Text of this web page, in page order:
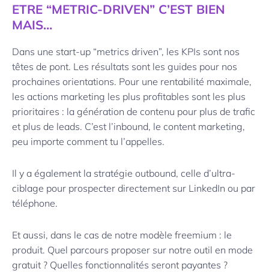
ETRE “METRIC-DRIVEN” C’EST BIEN
MAIS…
Dans une start-up “metrics driven”, les KPIs sont nos
têtes de pont. Les résultats sont les guides pour nos
prochaines orientations. Pour une rentabilité maximale,
les actions marketing les plus profitables sont les plus
prioritaires : la génération de contenu pour plus de trafic
et plus de leads. C’est l’inbound, le content marketing,
peu importe comment tu l’appelles.
Il y a également la stratégie outbound, celle d’ultra-
ciblage pour prospecter directement sur LinkedIn ou par
téléphone.
Et aussi, dans le cas de notre modèle freemium : le
produit. Quel parcours proposer sur notre outil en mode
gratuit ? Quelles fonctionnalités seront payantes ?